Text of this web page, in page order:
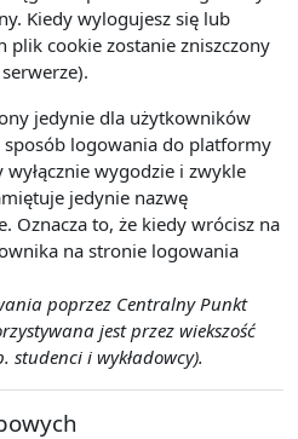
Kiedy wylogujesz się lub
plik cookie zostanie zniszczony
jedynie dla użytkowników
logowania do platformy
wygodzie i zwykle
jedynie nazwę
Oznacza to, że kiedy wrócisz na
na stronie logowania
poprzez Centralny Punkt
jest przez wiekszość
i wykładowcy).